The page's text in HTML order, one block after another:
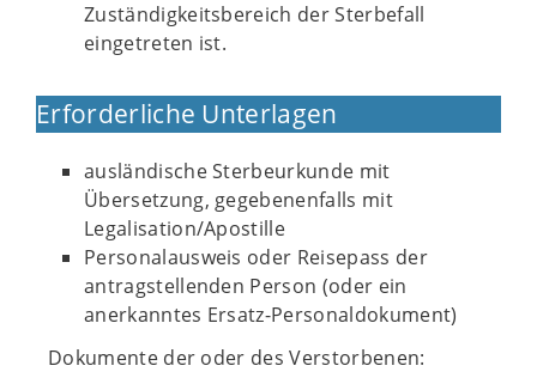
Zuständigkeitsbereich der Sterbefall
eingetreten ist.
Erforderliche Unterlagen
ausländische Sterbeurkunde mit
Übersetzung, gegebenenfalls mit
Legalisation/Apostille
Personalausweis oder Reisepass der
antragstellenden Person (oder ein
anerkanntes Ersatz-Personaldokument)
Dokumente der oder des Verstorbenen: